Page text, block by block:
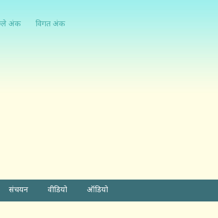
अंक विगत अंक
संचयन वीडियो ऑडियो